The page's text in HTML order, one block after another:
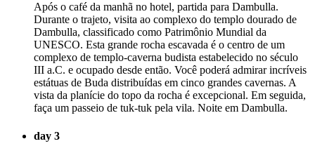
Após o café da manhã no hotel, partida para Dambulla.
Durante o trajeto, visita ao complexo do templo dourado de
Dambulla, classificado como Patrimônio Mundial da
UNESCO. Esta grande rocha escavada é o centro de um
complexo de templo-caverna budista estabelecido no século
III a.C. e ocupado desde então. Você poderá admirar incríveis
estátuas de Buda distribuídas em cinco grandes cavernas. A
vista da planície do topo da rocha é excepcional. Em seguida,
faça um passeio de tuk-tuk pela vila. Noite em Dambulla.
day 3